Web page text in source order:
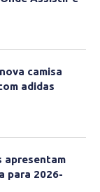
camisa
adidas
apresentam
para 2026-